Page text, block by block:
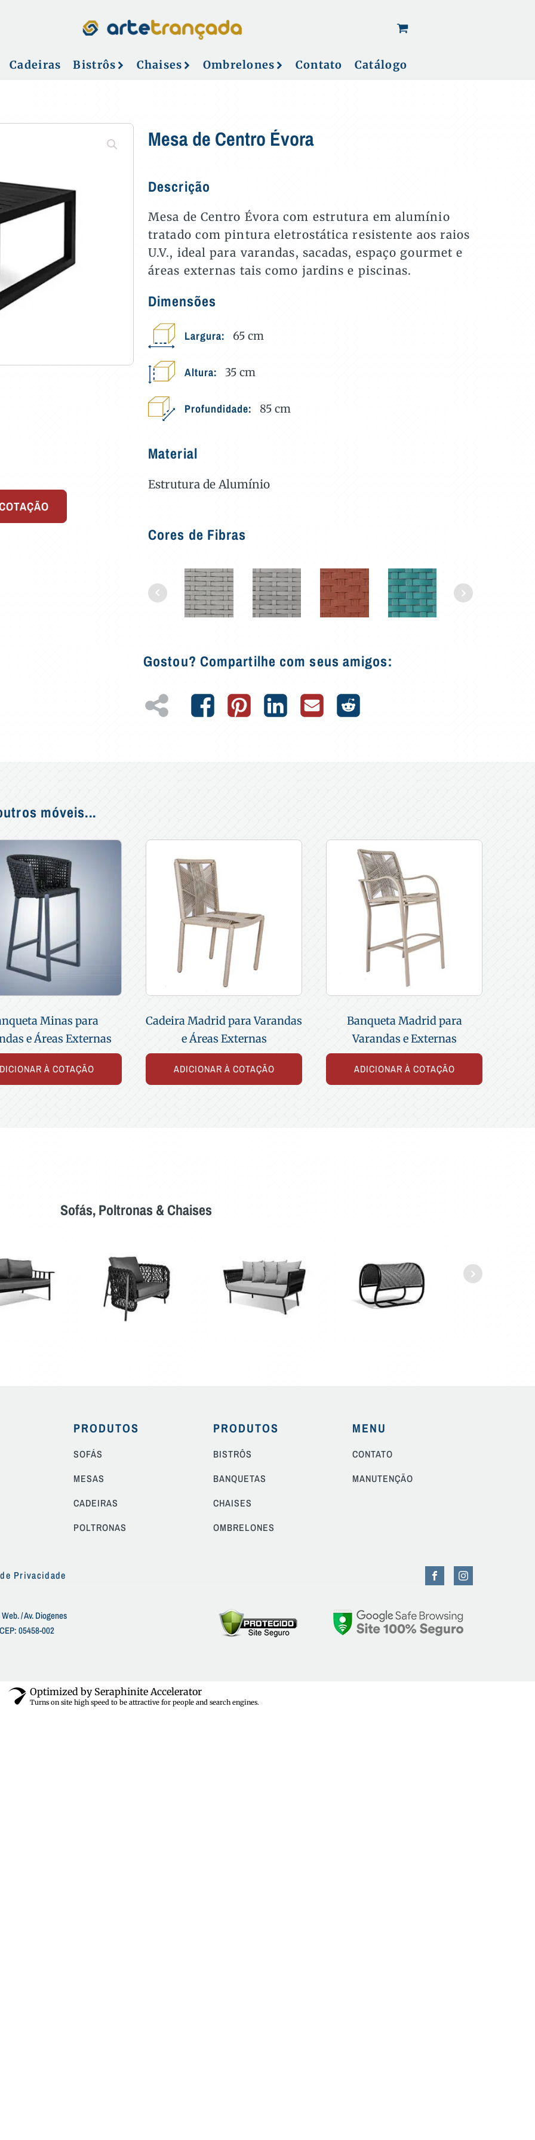
Cadeiras Bistrôs Chaises Ombrelones Contato Catálogo
Mesa de Centro Évora
Descrição
Mesa de Centro Évora com estrutura em alumínio
tratado com pintura eletrostática resistente aos raios
U.V., ideal para varandas, sacadas, espaço gourmet e
áreas externas tais como jardins e piscinas.
Dimensões
Largura: 65 cm
Altura: 35 cm
Profundidade: 85 cm
Material
Estrutura de Alumínio
Cores de Fibras
Gostou? Compartilhe com seus amigos:
móveis...
Minas para
e Áreas Externas
À COTAÇÃO
Cadeira Madrid para Varandas
e Áreas Externas
ADICIONAR À COTAÇÃO
Banqueta Madrid para
Varandas e Externas
ADICIONAR À COTAÇÃO
Sofás, Poltronas & Chaises
PRODUTOS
SOFÁS
MESAS
CADEIRAS
POLTRONAS
PRODUTOS
BISTRÔS
BANQUETAS
CHAISES
OMBRELONES
MENU
CONTATO
MANUTENÇÃO
Privacidade
/ Av. Diogenes
05458-002
Optimized by Seraphinite Accelerator
Turns on site high speed to be attractive for people and search engines.